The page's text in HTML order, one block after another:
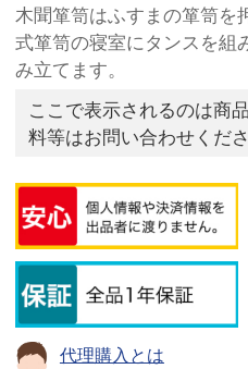
木聞箪笥はふすまの箪笥を
式箪笥の寝室にタンスを組
み立てます。
ここで表示されるのは商
料等はお問い合わせくだ
代理購入とは